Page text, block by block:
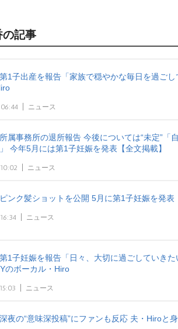
の記事
1子出産を報告「家族で穏やかな毎日を過ご
ニュース
属事務所の退所報告 今後については“未定”「
今年5月には第1子妊娠を発表【全文掲載】
ニュース
ンク髪ショットを公開 5月に第1子妊娠を発表
ニュース
1子妊娠を報告「日々、大切に過ごしていき
のボーカル・Hiro
ニュース
夜の“意味深投稿”にファンも反応 夫・Hiroと